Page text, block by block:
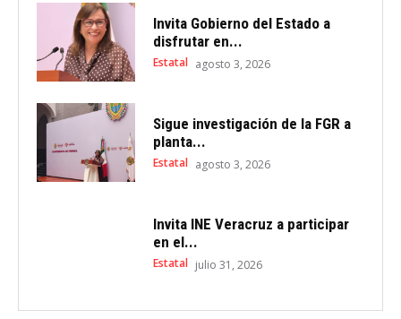
Invita Gobierno del Estado a
disfrutar en...
Estatal agosto 3, 2026
Sigue investigación de la FGR a
planta...
Estatal agosto 3, 2026
Invita INE Veracruz a participar
en el...
Estatal julio 31, 2026